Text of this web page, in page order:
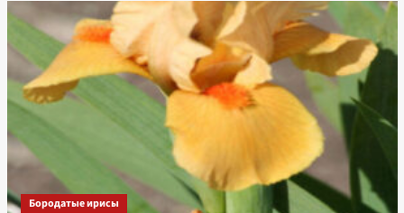
Бородатые ирисы